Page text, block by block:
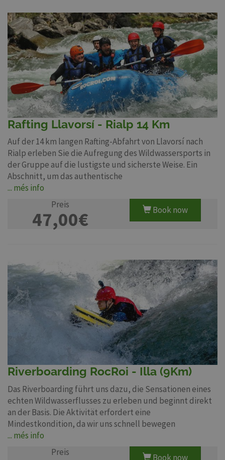
Rafting Llavorsí - Rialp 14 Km
Auf der 14 km langen Rafting-Abfahrt von Llavorsí nach
Rialp erleben Sie die Aufregung des Wildwassersports in
der Gruppe auf die lustigste und sicherste Weise. Ein
Abschnitt, um das authentische
... més info
Preis
47,00€ Book now
Riverboarding RocRoi - Illa (9Km)
Das Riverboarding führt uns dazu, die Sensationen eines
echten Wildwasserflusses zu erleben und beginnt direkt
an der Basis. Die Aktivität erfordert eine
Mindestkondition, da wir uns schnell bewegen
... més info
Preis
Book now